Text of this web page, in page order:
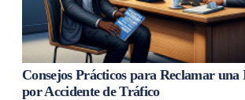
Consejos Prácticos para Reclamar
por Accidente de Tráfico